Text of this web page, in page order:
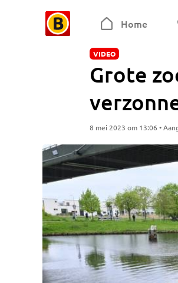
Home
VIDEO
Grote
8 mei 2023 om 13:06 •